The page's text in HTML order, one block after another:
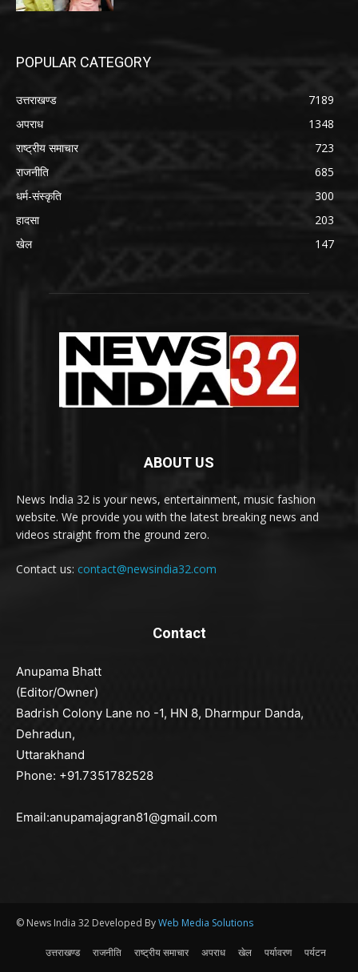
POPULAR CATEGORY
उत्तराखण्ड
7189
अपराध
1348
राष्ट्रीय समाचार
723
राजनीति
685
धर्म-संस्कृति
300
हादसा
203
खेल
147
ABOUT US
News India 32 is your news, entertainment, music fashion
website. We provide you with the latest breaking news and
videos straight from the ground zero.
Contact us: contact@newsindia32.com
Contact
Anupama Bhatt
(Editor/Owner)
Badrish Colony Lane no -1, HN 8, Dharmpur Danda,
Dehradun,
Uttarakhand
Phone: +91.7351782528
Email:anupamajagran81@gmail.com
© News India 32 Developed ByWeb Media Solutions
उत्तराखण्ड राजनीति राष्ट्रीय समाचार अपराध खेल पर्यावरण पर्यटन